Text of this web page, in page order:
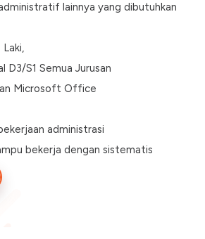
lainnya yang dibutuhkan
D3/S1 Semua Jurusan
Microsoft Office
administrasi
bekerja dengan sistematis